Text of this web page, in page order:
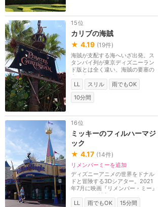
15位
カリブの海賊
★ 4.19 (19件)
海賊が支配する海へいざ出発。ス
タンバイ列が東京ディズニーラン
ド版とは全く違い、海賊の要塞の
中を進みます。ア...
LL
スリル
雨でもOK
10分間
16位
ミッキーのフィルハーマジ
ック
★ 4.17 (14件)
リメンバーミーを追加
ディズニーアニメの世界をドナル
ドと冒険する3Dシアター。2021
年7月に映画『リメンバー・ミー』
のシーンを追加。
LL
雨でもOK 15分間